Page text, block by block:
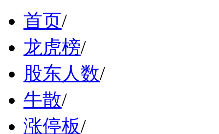
首页/
龙虎榜/
股东人数/
牛散/
涨停板/